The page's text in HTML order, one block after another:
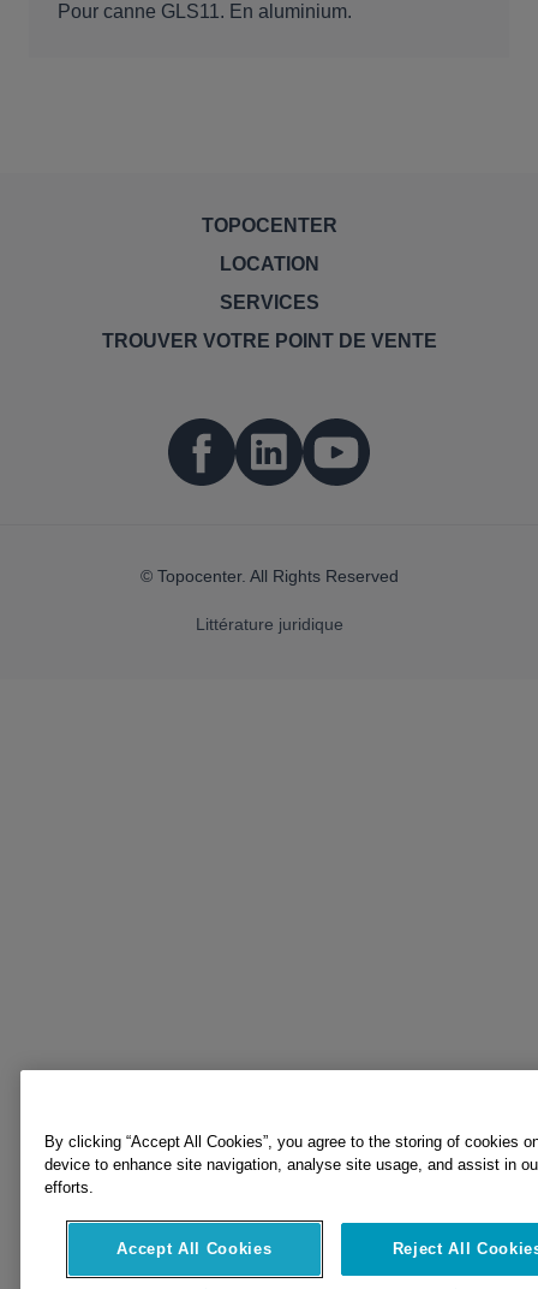
Pour canne GLS11. En aluminium.
TOPOCENTER
LOCATION
SERVICES
TROUVER VOTRE POINT DE VENTE
© Topocenter. All Rights Reserved
Littérature juridique
device to enhance site navigation, analyse site usage, and assist in
efforts.